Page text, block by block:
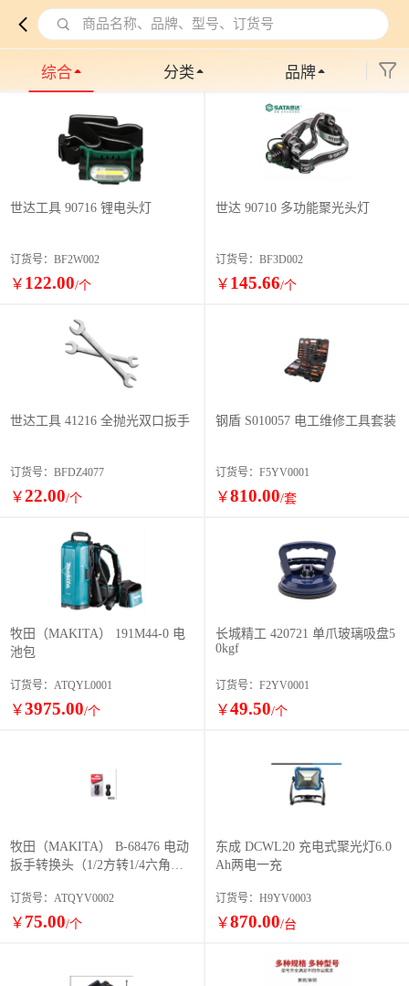
商品名称、品牌、型号、订货号
综合 分类 品牌
世达工具 90716 锂电头灯
订货号：BF2W002
￥ 122.00/个
世达 90710 多功能聚光头灯
订货号：BF3D002
￥ 145.66/个
世达工具 41216 全抛光双口扳手
订货号：BFDZ4077
￥22.00/个
钢盾 S010057 电工维修工具套装
订货号：F5YV0001
￥810.00/套
牧田（MAKITA） 191M44-0 电
池包
订货号：ATQYL0001
￥3975.00/个
长城精工 420721 单爪玻璃吸盘5
0kgf
订货号：F2YV0001
￥49.50/个
牧田（MAKITA） B-68476 电动
扳手转换头（1/2方转1/4六角批
订货号：ATQYV0002
￥ 75.00/个
东成 DCWL20 充电式聚光灯6.0
Ah两电一充
订货号：H9YV0003
￥870.00/台